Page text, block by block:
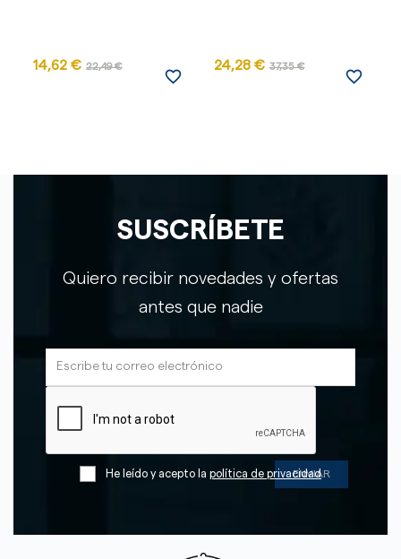
14,62 € 22,49 €
favorite_border
24,28 € 37,35 €
favorite_border
SUSCRÍBETE
Quiero recibir novedades y ofertas
antes que nadie
He leído y acepto la política de privacidad